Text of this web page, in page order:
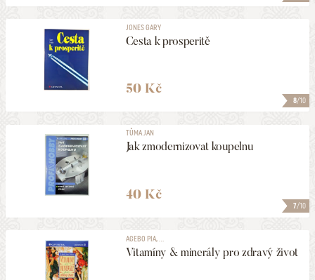
8/10
JONES GARY
Cesta k prosperitě
50 Kč
7/10
TŮMA JAN
Jak zmodernizovat koupelnu
40 Kč
AGEBO PIA, ...
Vitamíny & minerály pro zdravý život